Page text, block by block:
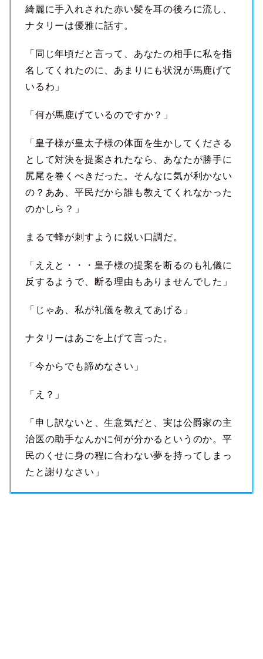
綺麗に手入れされた赤い髪を耳の後ろに流し、
ナタリーは優雅に話す。
「同じ年頃だと言って、あなたの相手に私を指
名してくれたのに、あまりにも状況が馬鹿げて
いるわ」
「何が馬鹿げているのですか？」
「皇子様が皇太子様の体面を生かしてくださる
として対決を提案されたなら、あなたが勝手に
尻尾を巻くべきだった。そんなに気が利かない
の？ああ、平民だから誰も教えてくれなかった
のかしら？」
まるで蜂が刺すように鋭い口調だ。
「ええと・・・皇子様の提案を断るのも礼儀に
反するようで、断る理由もありませんでした」
「じゃあ、私が礼儀を教えてあげる」
ナタリーはあごを上げて言った。
「今からでも諦めなさい」
「え？」
「申し訳ないと、生意気だと、実は公爵家の主
治医の助手なんかに何が分かるというのか。平
民のくせに身の程に合わない夢を持ってしまっ
たと謝りなさい」